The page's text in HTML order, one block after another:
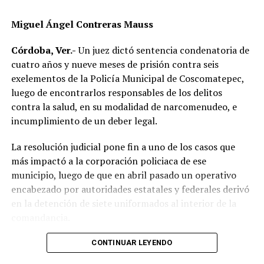
conocimiento del accidente, realizar el peritaje
correspondiente y deslindar responsabilidades.
Las autoridades no descartaron que las condiciones del
clima hayan influido en el percance, ya que durante la
tarde se registraron lluvias que dejaron el pavimento
mojado y con menor adherencia.
parte de las investigaciones para determinar la
mecánica del accidente y establecer si existió
responsabilidad por parte de alguno de los conductores.
Las autoridades exhortaron a los automovilistas y
límites de velocidad y aumentar la distancia de
seguridad entre vehículos, especialmente durante la
Miguel Ángel Contreras Mauss
Córdoba, Ver.-Un juez dictó sentencia condenatoria de
cuatro años y nueve meses de prisión contra seis
exelementos de la Policía Municipal de Coscomatepec,
luego de encontrarlos responsables de los delitos
contra la salud, en su modalidad de narcomenudeo, e
incumplimiento de un deber legal.
La resolución judicial pone fin a uno de los casos que
más impactó a la corporación policiaca de ese
municipio, luego de que en abril pasado un operativo
encabezado por autoridades estatales y federales derivó
en la detención de siete uniformados al interior de la
La intervención se realizó el 10 de abril mediante un
CONTINUAR LEYENDO